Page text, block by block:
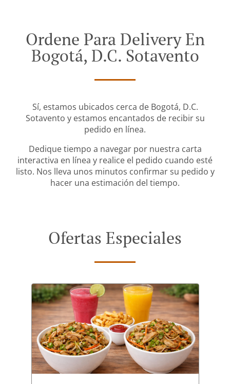
Ordene Para Delivery En
Bogotá, D.C. Sotavento
Sí, estamos ubicados cerca de Bogotá, D.C.
Sotavento y estamos encantados de recibir su
pedido en línea.
Dedique tiempo a navegar por nuestra carta
interactiva en línea y realice el pedido cuando esté
listo. Nos lleva unos minutos confirmar su pedido y
hacer una estimación del tiempo.
Ofertas Especiales